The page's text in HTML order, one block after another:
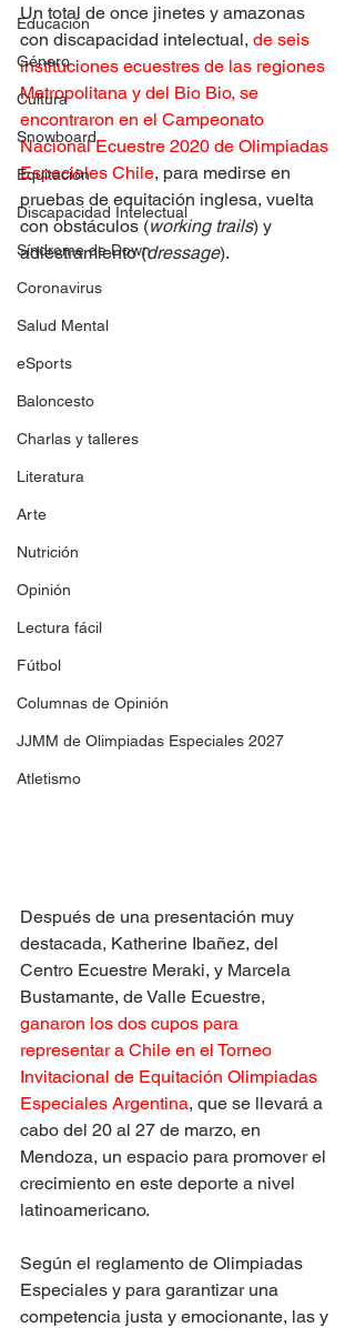
Educación
Género
Cultura
Snowboard
Equitación
Discapacidad Intelectual
Síndrome de Down
Coronavirus
Salud Mental
eSports
Baloncesto
Charlas y talleres
Literatura
Arte
Nutrición
Opinión
Lectura fácil
Fútbol
Columnas de Opinión
JJMM de Olimpiadas Especiales 2027
Atletismo
Un total de once jinetes y amazonas
con discapacidad intelectual, de seis
instituciones ecuestres de las regiones
Metropolitana y del Bio Bio, se
encontraron en el Campeonato
Nacional Ecuestre 2020 de Olimpiadas
Especiales Chile, para medirse en
pruebas de equitación inglesa, vuelta
con obstáculos (working trails) y
adiestramiento (dressage).
Después de una presentación muy
destacada, Katherine Ibañez, del
Centro Ecuestre Meraki, y Marcela
Bustamante, de Valle Ecuestre,
ganaron los dos cupos para
representar a Chile en el Torneo
Invitacional de Equitación Olimpiadas
Especiales Argentina, que se llevará a
cabo del 20 al 27 de marzo, en
Mendoza, un espacio para promover el
crecimiento en este deporte a nivel
latinoamericano.
Según el reglamento de Olimpiadas
Especiales y para garantizar una
competencia justa y emocionante, las y